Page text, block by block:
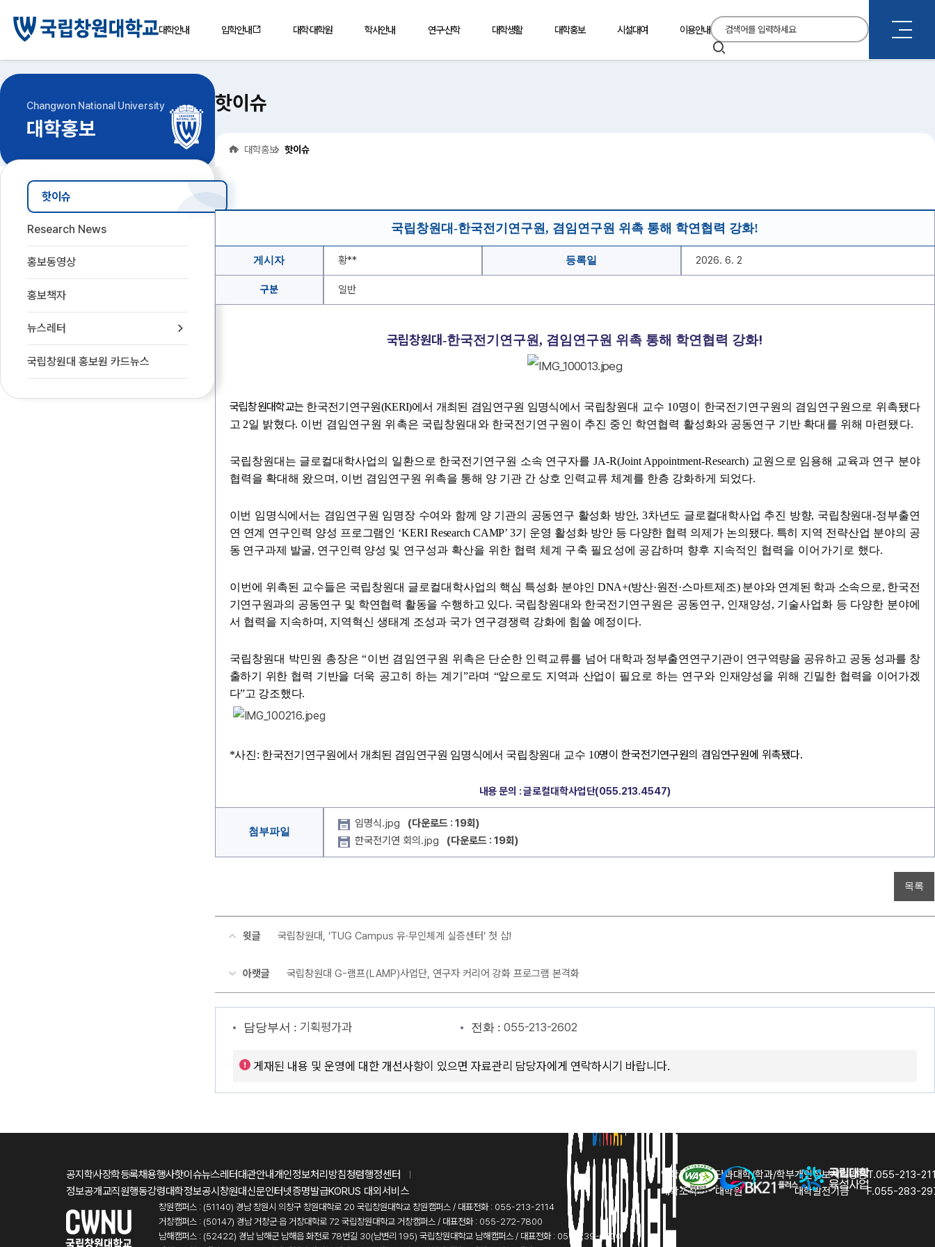
대학안내 입학안내 대학·대학원 학사안내 연구·산학 대학생활 대학홍보 시설대여 이용안내통
합
검
색
검
색
Changwon National University
대학홍보
핫이슈
Research News
홍보동영상
홍보책자
뉴스레터
국립창원대 홍보원 카드뉴스
핫이슈
홈
대학홍보 핫이슈
핫
게
상
기
국립창원대-한국전기연구원, 겸임연구원 위촉 통해 학연협력 강화!
게시자 황** 등록일 2026. 6. 2
구분 일반
국립창원대-한국전기연구원, 겸임연구원 위촉 통해 학연협력 강화!
국립창원대학교는 한국전기연구원(KERI)에서 개최된 겸임연구원 임명식에서 국립창원대 교수 10명이 한국전기연구원의 겸임연구원으로 위촉됐다
고 2일 밝혔다. 이번 겸임연구원 위촉은 국립창원대와 한국전기연구원이 추진 중인 학연협력 활성화와 공동연구 기반 확대를 위해 마련됐다.
국립창원대는 글로컬대학사업의 일환으로 한국전기연구원 소속 연구자를 JA-R(Joint Appointment-Research) 교원으로 임용해 교육과 연구 분야
협력을 확대해 왔으며 , 이번 겸임연구원 위촉을 통해 양 기관 간 상호 인력교류 체계를 한층 강화하게 되었다.
이번 임명식에서는 겸임연구원 임명장 수여와 함께 양 기관의 공동연구 활성화 방안, 3차년도 글로컬대학사업 추진 방향, 국립창원대-정부출연
연 연계 연구인력 양성 프로그램인 ‘KERI Research CAMP’ 3기 운영 활성화 방안 등 다양한 협력 의제가 논의됐다. 특히 지역 전략산업 분야의 공
동 연구과제 발굴, 연구인력 양성 및 연구성과 확산을 위한 협력 체계 구축 필요성에 공감하며 향후 지속적인 협력을 이어가기로 했다.
이번에 위촉된 교수들은 국립창원대 글로컬대학사업의 핵심 특성화 분야인 DNA+(방산·원전·스마트제조) 분야와 연계된 학과 소속으로, 한국전
기연구원과의 공동연구 및 학연협력 활동을 수행하고 있다. 국립창원대와 한국전기연구원은 공동연구, 인재양성, 기술사업화 등 다양한 분야에
서 협력을 지속하며, 지역혁신 생태계 조성과 국가 연구경쟁력 강화에 힘쓸 예정이다.
국립창원대 박민원 총장은 “이번 겸임연구원 위촉은 단순한 인력교류를 넘어대 학과 정부출연연구기관이 연구역량을 공유하고 공동 성과를 창
출하기 위한 협력 기반을 더욱 공고히 하는 계기”라며 “앞으로도 지역과 산업이 필요로 하는 연구와 인재양성을 위해 긴밀한 협력을 이어가겠
다”고 강조했다.
*사진: 한국전기연구원에서 개최된 겸임연구원 임명식에서 국립창원대 교수 10명이 한국전기연구원의 겸임연구원에 위촉됐다.
내용 문의 : 글로컬대학사업단(055.213.4547)
첨부파일
임명식.jpg
(다운로드 : 19회)
한국전기연 회의.jpg
(다운로드 : 19회)
목록
윗글 국립창원대, ‘TUG Campus 유·무인체계 실증센터’ 첫 삽!
아랫글 국립창원대 G-램프(LAMP)사업단, 연구자 커리어 강화 프로그램 본격화
담당부서 : 기획평가과 전화 : 055-213-2602
게재된 내용 및 운영에 대한 개선사항이 있으면 자료관리 담당자에게 연락하시기 바랍니다.
공지 학사장학등록채용행사핫이슈뉴스레터대관안내개인정보처리방침청렴행정센터
정보공개교직원행동강령대학정보공시 창원대신문인터넷증명발급KORUS 대외서비스
입학홈페이지
대학조직
단과대학/학과/학부
대학원
개인정보처리방침
대학발전기금
T.055-213-
F.055-283-
창원캠퍼스 : (51140) 경남 창원시 의창구 창원대학로 20 국립창원대학교 창원캠퍼스 / 대표전화 : 055-213-2114
거창캠퍼스 : (50147) 경남 거창군·읍 거창대학로 72 국립창원대학교 거창캠퍼스 / 대표전화 : 055-272-7800
남해캠퍼스 : (52422) 경남 남해군 남해읍 화전로 78번길 30(남변리 195) 국립창원대학교 남해캠퍼스 / 대표전화 : 055-239-7300